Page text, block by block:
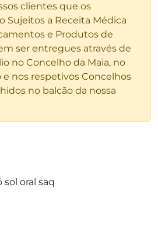
clientes que os
Sujeitos a Receita Médica
e Produtos de
ser entregues através de
no Concelho da Maia, no
nos respetivos Concelhos
no balcão da nossa
sol oral saq